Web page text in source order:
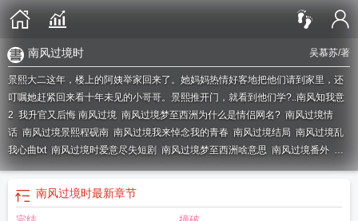
吴慕苏/著
南风过境时
景熙大二这年，楼上的阿姨举家回来了。她妈妈热情好客地把他们请到家里，还
叮嘱她赶紧回来看十年未见的小哥哥。景熙推开门，就看到他们学?..南风知我意
2 我升官又后悔 南风过境 南风过境梦至西洲为什么是情侣网名? 南风过境情
话 南风过境景熙程砚南 南风过境我来悼念我的青春 南风过境结局 南风过境乱
我心曲txt 南风过境时爱意尽失短剧 南风过境梦至西洲啥意思 南风过境番外 南
风过境时爱意尽失南风过境下一句是什么南风知我意傅云深朱旧南风过境七微
全文免费阅读
南风过境时最新章节